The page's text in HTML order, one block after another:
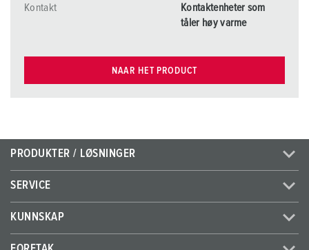
Kontakt
Kontaktenheter som
tåler høy varme
NAAR HET PRODUCT
PRODUKTER / LØSNINGER
SERVICE
KUNNSKAP